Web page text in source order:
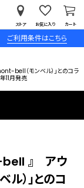
ご利用条件はこちら
ストア お気に入り カート
bell（モンベル）」とのコラ
11月発売
bell 』 アウ
）」とのコ